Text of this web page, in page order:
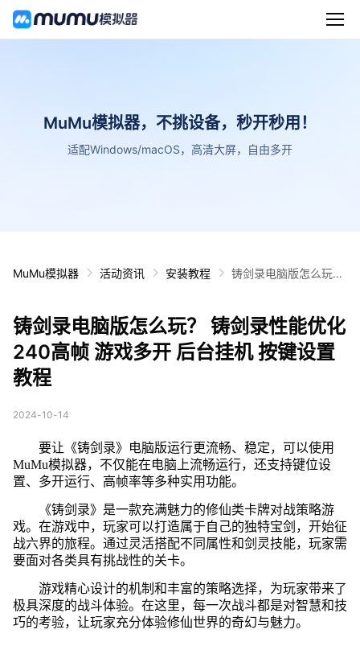
MuMu模拟器，不挑设备，秒开秒用！
适配Windows/macOS，高清大屏，自由多开
MuMu模拟器 活动资讯 安装教程
铸剑录电脑版怎么玩？
按键设置教程
铸剑录电脑版怎么玩？ 铸剑录性能优化
240高帧 游戏多开 后台挂机 按键设置
教程
2024-10-14
要让《铸剑录》电脑版运行更流畅、稳定，可以使用
MuMu模拟器，不仅能在电脑上流畅运行，还支持键位设
置、多开运行、高帧率等多种实用功能。
《铸剑录》是一款充满魅力的修仙类卡牌对战策略游
戏。在游戏中，玩家可以打造属于自己的独特宝剑，开始征
战六界的旅程。通过灵活搭配不同属性和剑灵技能，玩家需
要面对各类具有挑战性的关卡。
游戏精心设计的机制和丰富的策略选择，为玩家带来了
极具深度的战斗体验。在这里，每一次战斗都是对智慧和技
巧的考验，让玩家充分体验修仙世界的奇幻与魅力。